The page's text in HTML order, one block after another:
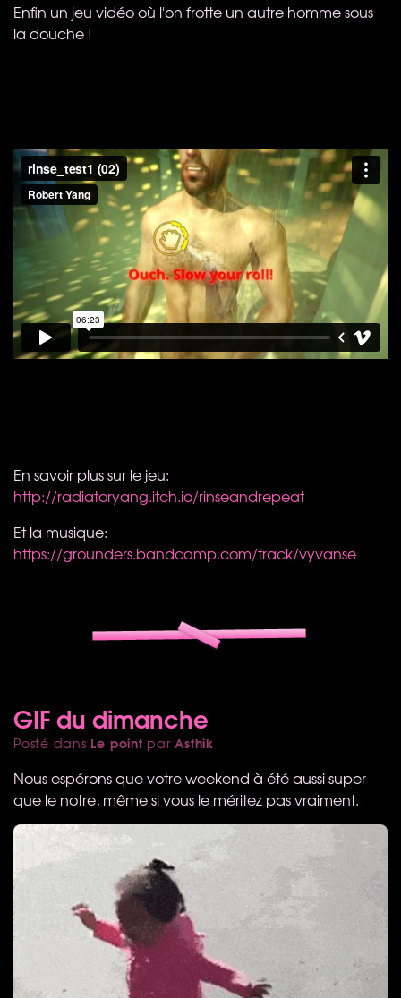
Enfin un jeu vidéo où l'on frotte un autre homme sous
la douche !
En savoir plus sur le jeu:
http://radiatoryang.itch.io/rinseandrepeat
Et la musique:
https://grounders.bandcamp.com/track/vyvanse
GIF du dimanche
Posté dans Le point parAsthik
Nous espérons que votre weekend à été aussi super
que le notre, même si vous le méritez pas vraiment.